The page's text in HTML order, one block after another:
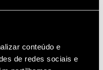
conteúdo e
de redes sociais e